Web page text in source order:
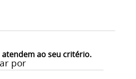
ao seu critério.
por